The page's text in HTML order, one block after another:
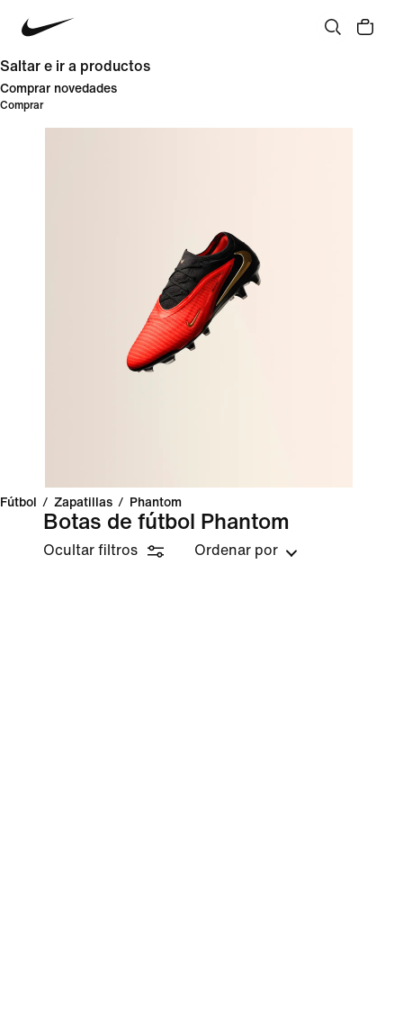
Saltar e ir a productos
Comprar novedades
Comprar
Fútbol / Zapatillas / Phantom
Botas de fútbol Phantom
Ocultar filtros Ordenar por